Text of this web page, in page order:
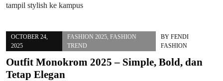
tampil stylish ke kampus
OCTOBER 24,
2025
FASHION 2025 ,FASHION
TREND
BY FENDI
FASHION
Outfit Monokrom 2025 – Simple, Bold, dan
Tetap Elegan